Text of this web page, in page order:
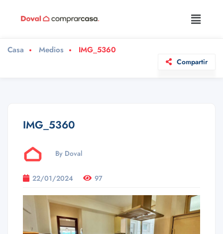
Casa Medios IMG_5360
Compartir
IMG_5360
By Doval
22/01/2024 97